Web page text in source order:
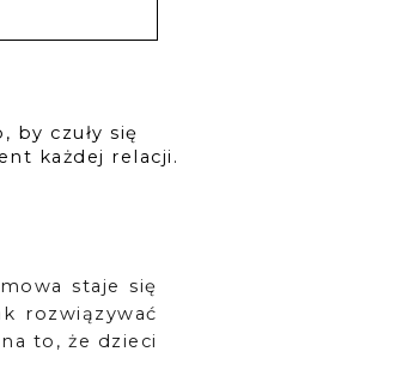
by czuły się
każdej relacji.
staje się
rozwiązywać
to, że dzieci